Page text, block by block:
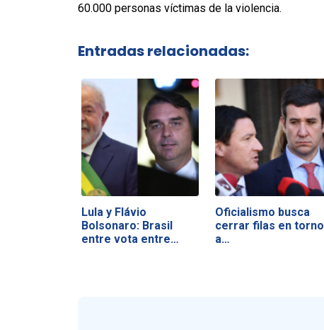
60.000 personas víctimas de la violencia.
Entradas relacionadas:
Lula y Flávio
Bolsonaro: Brasil
entre vota entre…
Oficialismo busca
cerrar filas en torno
a…